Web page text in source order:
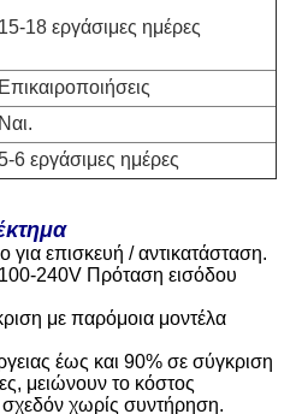
15-18 εργάσιμες ημέρες
Επικαιροποιήσεις
Ναι.
6 εργάσιμες ημέρες
επισκευή / αντικατάσταση.
240V Πρόταση εισόδου
με παρόμοια μοντέλα
έως και 90% σε σύγκριση
μειώνουν το κόστος
χωρίς συντήρηση.